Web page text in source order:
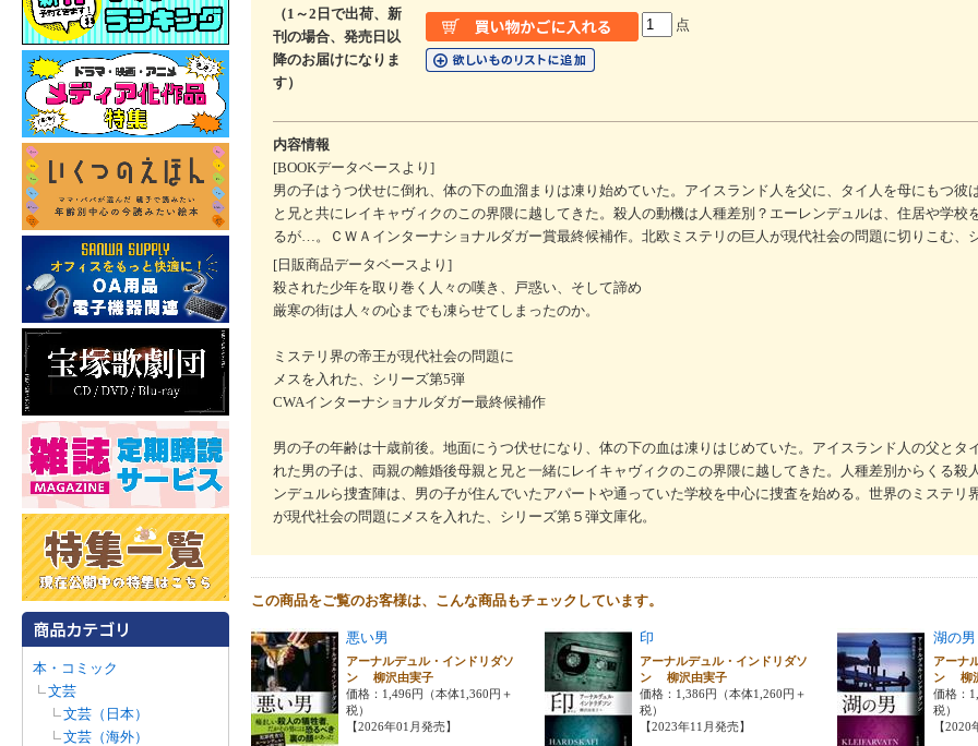
本・コミック
文芸
文芸（日本）
文芸（海外）
（1～2日で出荷、新
刊の場合、発売日以
降のお届けになりま
す）
点
内容情報
[BOOKデータベースより]
男の子はうつ伏せに倒れ、体の下の血溜まりは凍り始めていた。アイスランド人を父に、タイ人を母にもつ彼
と兄と共にレイキャヴィクのこの界隈に越してきた。殺人の動機は人種差別？エーレンデュルは、住居や学校
るが…。ＣＷＡインターナショナルダガー賞最終候補作。北欧ミステリの巨人が現代社会の問題に切りこむ、
[日販商品データベースより]
殺された少年を取り巻く人々の嘆き、戸惑い、そして諦め
厳寒の街は人々の心までも凍らせてしまったのか。
ミステリ界の帝王が現代社会の問題に
メスを入れた、シリーズ第5弾
CWAインターナショナルダガー最終候補作
男の子の年齢は十歳前後。地面にうつ伏せになり、体の下の血は凍りはじめていた。アイスランド人の父とタ
れた男の子は、両親の離婚後母親と兄と一緒にレイキャヴィクのこの界隈に越してきた。人種差別からくる殺
ンデュルら捜査陣は、男の子が住んでいたアパートや通っていた学校を中心に捜査を始める。世界のミステリ
が現代社会の問題にメスを入れた、シリーズ第５弾文庫化。
この商品をご覧のお客様は、こんな商品もチェックしています。
悪い男
アーナルデュル・インドリダソ
ン 柳沢由実子
価格：1,496円（本体1,360円＋
税）
【2026年01月発売】
印
アーナルデュル・インドリダソ
ン 柳沢由実子
価格：1,386円（本体1,260円＋
税）
【2023年11月発売】
湖の男
アーナ
ン 柳
価格：
税）
【2020